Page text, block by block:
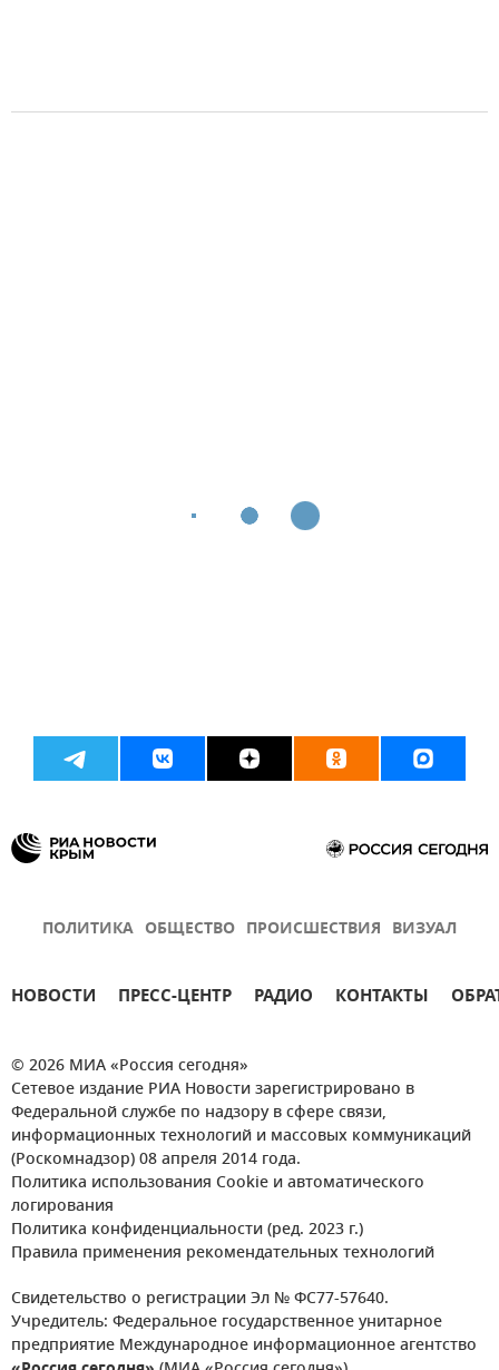
ПОЛИТИКА ОБЩЕСТВО ПРОИСШЕСТВИЯ ВИЗУАЛ
НОВОСТИ ПРЕСС-ЦЕНТР РАДИО КОНТАКТЫ
© 2026 МИА «Россия сегодня»
Сетевое издание РИА Новости зарегистрировано в
Федеральной службе по надзору в сфере связи,
информационных технологий и массовых коммуникаций
(Роскомнадзор) 08 апреля 2014 года.
Политика использования Cookie и автоматического
логирования
Политика конфиденциальности (ред. 2023 г.)
Правила применения рекомендательных технологий
Свидетельство о регистрации Эл № ФС77-57640.
Учредитель: Федеральное государственное унитарное
предприятие Международное информационное агентство